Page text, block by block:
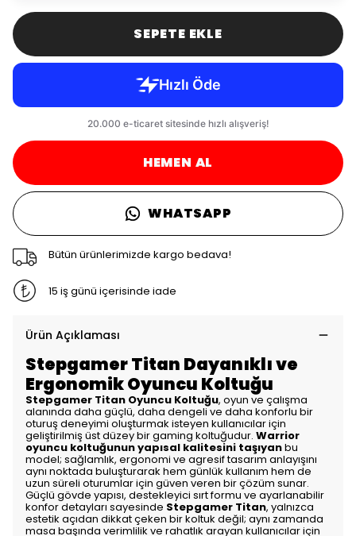
SEPETE EKLE
HEMEN AL
WHATSAPP
Bütün ürünlerimizde kargo bedava!
15 iş günü içerisinde iade
Ürün Açıklaması
Stepgamer Titan Dayanıklı ve
Ergonomik Oyuncu Koltuğu
Stepgamer Titan Oyuncu Koltuğu, oyun ve çalışma
alanında daha güçlü, daha dengeli ve daha konforlu bir
oturuş deneyimi oluşturmak isteyen kullanıcılar için
geliştirilmiş üst düzey bir gaming koltuğudur. Warrior
oyuncu koltuğunun yapısal kalitesini taşıyanbu
model; sağlamlık, ergonomi ve agresif tasarım anlayışını
aynı noktada buluşturarak hem günlük kullanım hem de
uzun süreli oturumlar için güven veren bir çözüm sunar.
Güçlü gövde yapısı, destekleyici sırt formu ve ayarlanabilir
konfor detayları sayesinde Stepgamer Titan, yalnızca
estetik açıdan dikkat çeken bir koltuk değil; aynı zamanda
masa başında verimlilik ve rahatlık arayan kullanıcılar için